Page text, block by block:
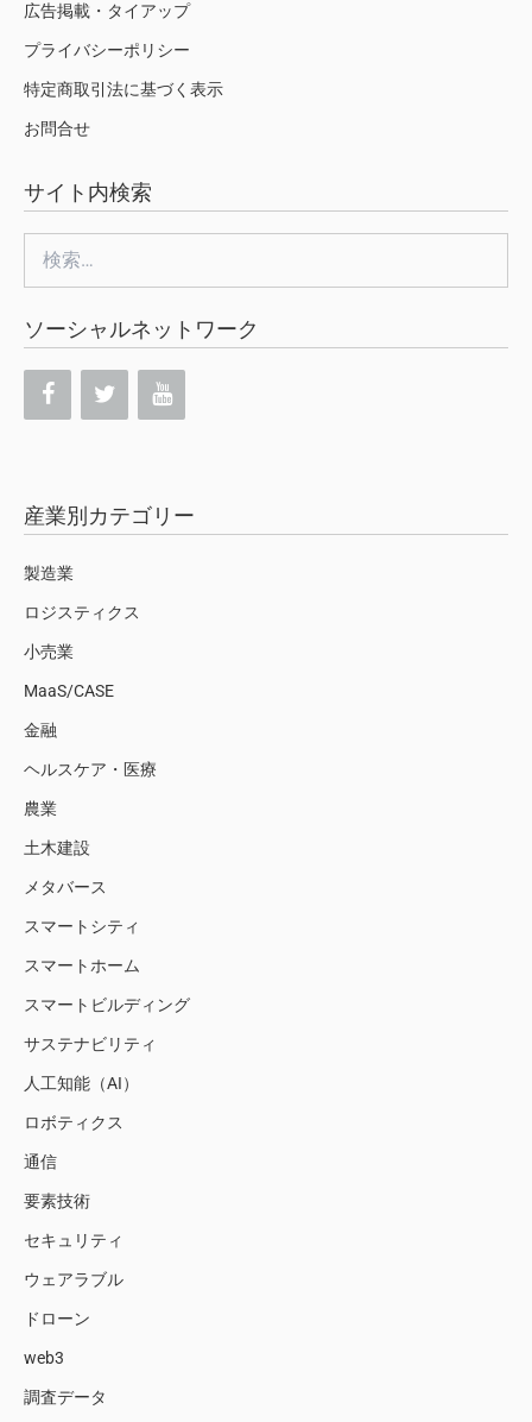
広告掲載・タイアップ
プライバシーポリシー
特定商取引法に基づく表示
お問合せ
サイト内検索
索:
ソーシャルネットワーク
産業別カテゴリー
製造業
ロジスティクス
小売業
MaaS/CASE
金融
ヘルスケア・医療
農業
土木建設
メタバース
スマートシティ
スマートホーム
スマートビルディング
サステナビリティ
人工知能（AI）
ロボティクス
通信
要素技術
セキュリティ
ウェアラブル
ドローン
web3
調査データ